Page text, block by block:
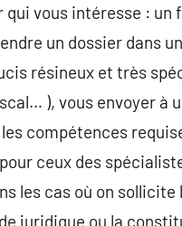
qui vous intéresse :
un dossier dans
résineux et très
), vous envoyer à
compétences
ceux des
les cas où on
juridique ou la